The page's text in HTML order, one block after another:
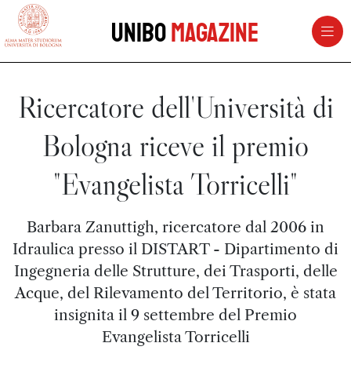
vai al contenuto della pagina
UniboMagazine
Ricercatore dell'Università di
Bologna riceve il premio
"Evangelista Torricelli"
Barbara Zanuttigh, ricercatore dal 2006 in
Idraulica presso il DISTART - Dipartimento di
Ingegneria delle Strutture, dei Trasporti, delle
Acque, del Rilevamento del Territorio, è stata
insignita il 9 settembre del Premio
Evangelista Torricelli